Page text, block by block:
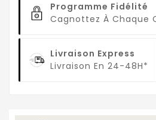
Programme Fidélité
Cagnottez À Chaque
Livraison Express
Livraison En 24-48H*